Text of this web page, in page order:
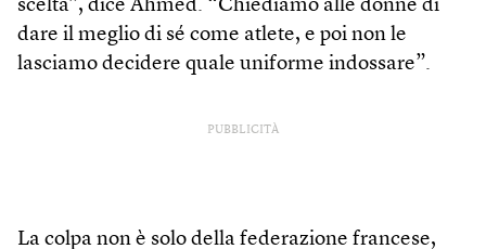
scelta”, dice Ahmed. “Chiediamo alle donne di
dare il meglio di sé come atlete, e poi non le
lasciamo decidere quale uniforme indossare”.
PUBBLICITÀ
La colpa non è solo della federazione francese,